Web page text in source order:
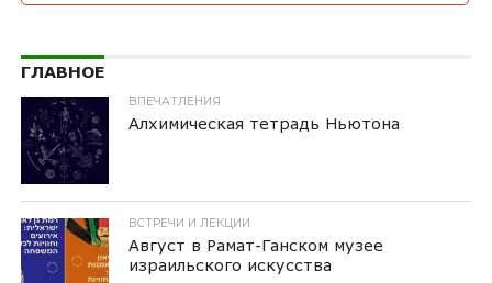
ГЛАВНОЕ
ВПЕЧАТЛЕНИЯ
Алхимическая тетрадь Ньютона
ВСТРЕЧИ И ЛЕКЦИИ
Август в Рамат-Ганском музее
израильского искусства